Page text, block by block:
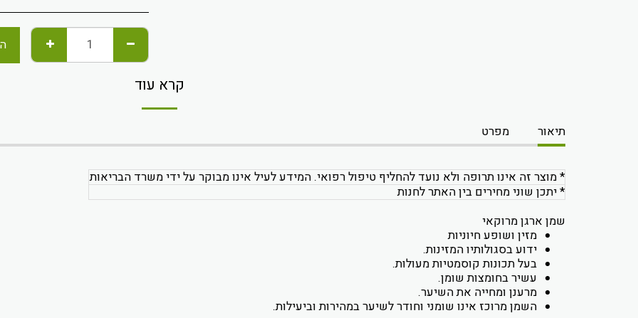
קרא עוד
תיאור מפרט
* מוצר זה אינו תרופה ולא נועד להחליף טיפול רפואי. המידע לעיל אינו מבוקר על ידי משרד הבריאות
* יתכן שוני מחירים בין האתר לחנות
שמן ארגן מרוקאי
מזין ושופע חיוניות
ידוע בסגולותיו המזינות.
בעל תכונות קוסמטיות מעולות.
עשיר בחומצות שומן.
מרענן ומחייה את השיער.
השמן מרוכז אינו שומני וחודר לשיער במהירות וביעילות.